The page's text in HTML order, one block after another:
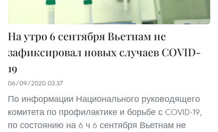
На утро 6 сентября Вьетнам не
зафиксировал новых случаев COVID-
19
06/09/2020 03:37
По информации Национального руководящего
комитета по профилактике и борьбе с COVID-19,
по состоянию на 6 ч 6 сентября Вьетнам не